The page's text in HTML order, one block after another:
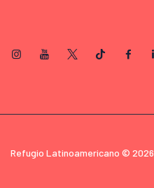
Refugio Latinoamericano ©